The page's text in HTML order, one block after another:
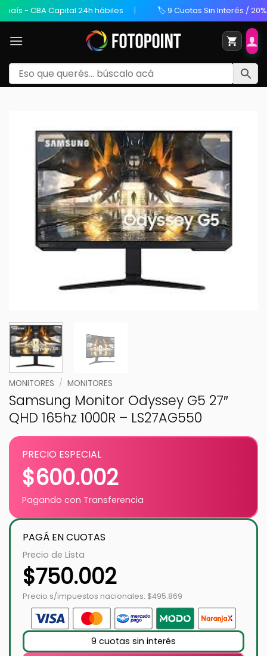
CBA Capital 24h hábiles 🏷️ 9 Cuotas Sin Interés / 20% OFF
MONITORES / MONITORES
Samsung Monitor Odyssey G5 27″
QHD 165hz 1000R – LS27AG550
PRECIO ESPECIAL
$600.002
Pagando con Transferencia
PAGÁ EN CUOTAS
Precio de Lista
$750.002
Precio s/impuestos nacionales: $495.869
9 cuotas sin interés